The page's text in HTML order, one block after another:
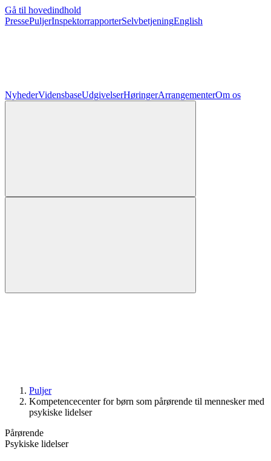
Gå til hovedindhold
PressePuljerInspektorrapporterSelvbetjeningEnglish
NyhederVidensbaseUdgivelserHøringerArrangementerOm os
Puljer
Kompetence­center for børn som pårørende til mennesker med
psykiske lidelser
Pårørende
Psykiske lidelser